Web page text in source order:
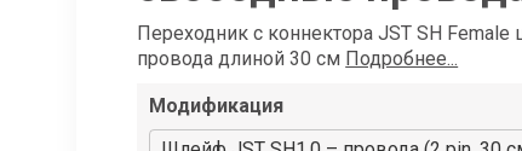
Переходник с коннектора JST SH
провода длиной 30 см Подробнее...
Модификация